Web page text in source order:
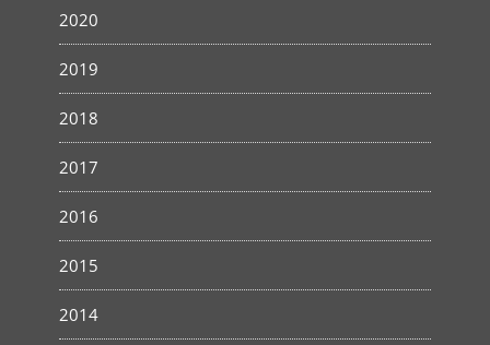
2020
2019
2018
2017
2016
2015
2014